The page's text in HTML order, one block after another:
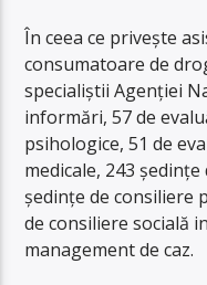
În ceea ce priveşte
consumatoare de
specialiştii Agenţiei
informări, 57 de
psihologice, 51 de
medicale, 243
şedinţe de consiliere
de consiliere socială
management de caz.